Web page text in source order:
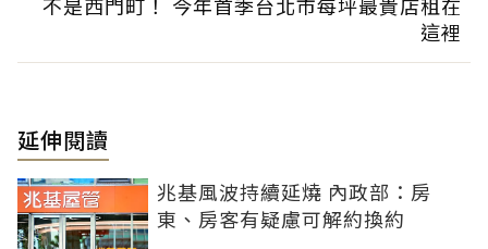
不是西門町！ 今年首季台北市每坪最貴店租在
這裡
延伸閱讀
兆基風波持續延燒 內政部：房
東、房客有疑慮可解約換約